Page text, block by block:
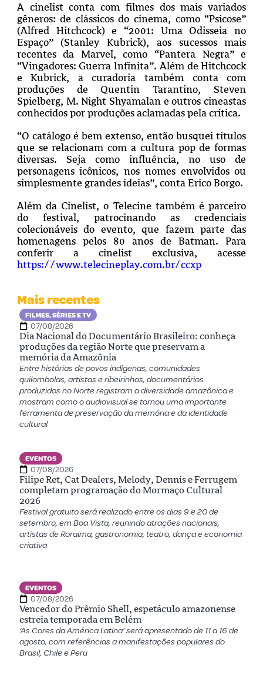
A cinelist conta com filmes dos mais variados
gêneros: de clássicos do cinema, como “Psicose”
(Alfred Hitchcock) e “2001: Uma Odisseia no
Espaço” (Stanley Kubrick), aos sucessos mais
recentes da Marvel, como “Pantera Negra” e
“Vingadores: Guerra Infinita”. Além de Hitchcock
e Kubrick, a curadoria também conta com
produções de Quentin Tarantino, Steven
Spielberg, M. Night Shyamalan e outros cineastas
conhecidos por produções aclamadas pela crítica.
“O catálogo é bem extenso, então busquei títulos
que se relacionam com a cultura pop de formas
diversas. Seja como influência, no uso de
personagens icônicos, nos nomes envolvidos ou
simplesmente grandes ideias”, conta Erico Borgo.
Além da Cinelist, o Telecine também é parceiro
do festival, patrocinando as credenciais
colecionáveis do evento, que fazem parte das
homenagens pelos 80 anos de Batman. Para
conferir a cinelist exclusiva, acesse
https://www.telecineplay.com.br/ccxp
Mais recentes
FILMES, SÉRIES E TV
07/08/2026
Dia Nacional do Documentário Brasileiro: conheça
produções da região Norte que preservam a
memória da Amazônia
Entre histórias de povos indígenas, comunidades
quilombolas, artistas e ribeirinhos, documentários
produzidos no Norte registram a diversidade amazônica e
mostram como o audiovisual se tornou uma importante
ferramenta de preservação da memória e da identidade
cultural
EVENTOS
07/08/2026
Filipe Ret, Cat Dealers, Melody, Dennis e Ferrugem
completam programação do Mormaço Cultural
2026
Festival gratuito será realizado entre os dias 9 e 20 de
setembro, em Boa Vista, reunindo atrações nacionais,
artistas de Roraima, gastronomia, teatro, dança e economia
criativa
EVENTOS
07/08/2026
Vencedor do Prêmio Shell, espetáculo amazonense
estreia temporada em Belém
‘As Cores da América Latina’ será apresentado de 11 a 16 de
agosto, com referências a manifestações populares do
Brasil, Chile e Peru